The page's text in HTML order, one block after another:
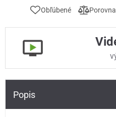
Obľúbené
Popis